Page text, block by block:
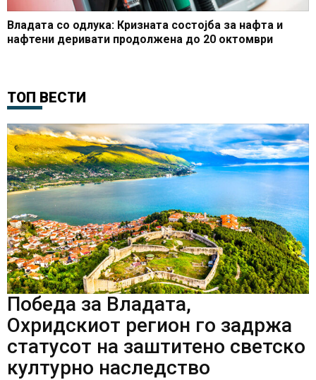
Владата со одлука: Кризната состојба за нафта и
нафтени деривати продолжена до 20 октомври
ТОП ВЕСТИ
Победа за Владата,
Охридскиот регион го задржа
статусот на заштитено светско
културно наследство